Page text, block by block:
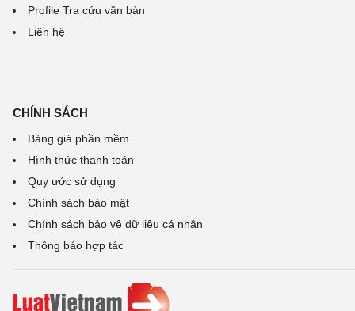
Profile Tra cứu văn bản
Liên hệ
CHÍNH SÁCH
Bảng giá phần mềm
Hình thức thanh toán
Quy ước sử dụng
Chính sách bảo mật
Chính sách bảo vệ dữ liệu cá nhân
Thông báo hợp tác